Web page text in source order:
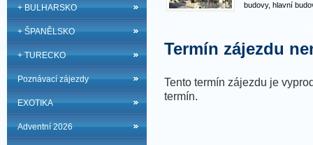
+ BULHARSKO
+ ŠPANĚLSKO
+ TURECKO
Poznávací zájezdy
EXOTIKA
Adventní 2026
budovy, hlavní
Termín zájezdu
Tento termín zájezdu je
termín.